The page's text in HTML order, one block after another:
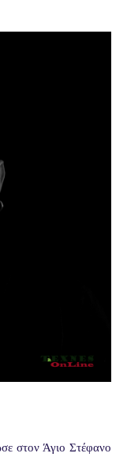
στον Άγιο Στέφανο